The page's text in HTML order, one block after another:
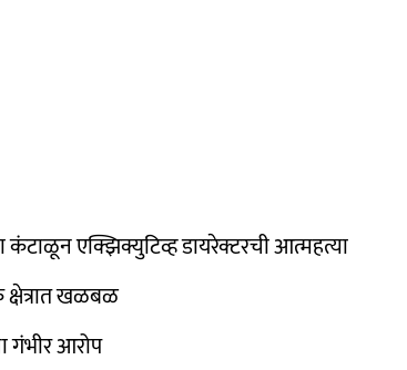
कंटाळून एक्झिक्युटिव्ह डायरेक्टरची आत्महत्या
क्षेत्रात खळबळ
गंभीर आरोप